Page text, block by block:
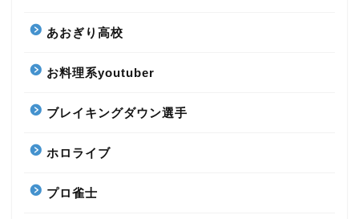
あおぎり高校
お料理系youtuber
ブレイキングダウン選手
ホロライブ
プロ雀士